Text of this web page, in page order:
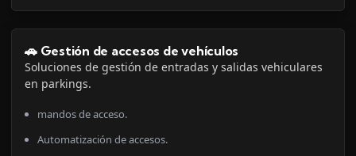
🚗 Gestión de accesos de vehículos
Soluciones de gestión de entradas y salidas vehiculares
en parkings.
mandos de acceso.
Automatización de accesos.